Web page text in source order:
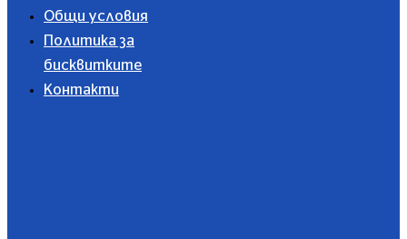
Общи условия
Политика за
бисквитките
Контакти